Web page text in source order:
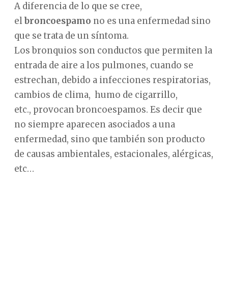
A diferencia de lo que se cree,
elbroncoespamo no es una enfermedad sino
que se trata de un síntoma.
Los bronquios son conductos que permiten la
entrada de aire a los pulmones, cuando se
estrechan, debido a infecciones respiratorias,
cambios de clima, humo de cigarrillo,
etc., provocan broncoespamos. Es decir que
no siempre aparecen asociados a una
enfermedad, sino que también son producto
de causas ambientales, estacionales, alérgicas,
etc…